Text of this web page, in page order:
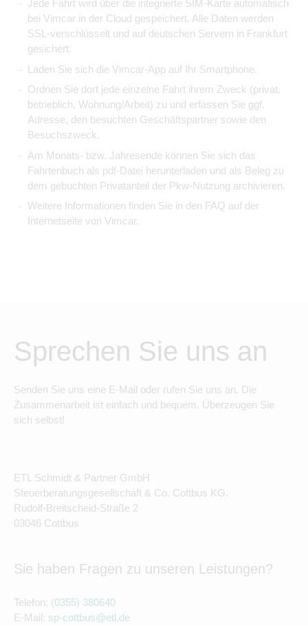
Jede Fahrt wird über die integrierte SIM-Karte automatisch
bei Vimcar in der Cloud gespeichert. Alle Daten werden
SSL-verschlüsselt und auf deutschen Servern in Frankfurt
gesichert.
Laden Sie sich die Vimcar-App auf Ihr Smartphone.
Ordnen Sie dort jede einzelne Fahrt ihrem Zweck (privat,
betrieblich, Wohnung/Arbeit) zu und erfassen Sie ggf.
Adresse, den besuchten Geschäftspartner sowie den
Besuchszweck.
Am Monats- bzw. Jahresende können Sie sich das
Fahrtenbuch als pdf-Datei herunterladen und als Beleg zu
dem gebuchten Privatanteil der Pkw-Nutzung archivieren.
Weitere Informationen finden Sie in den FAQ auf der
Internetseite von Vimcar.
Sprechen Sie uns an
Senden Sie uns eine E-Mail oder rufen Sie uns an. Die
Zusammenarbeit ist einfach und bequem. Überzeugen Sie
sich selbst!
ETL Schmidt & Partner GmbH
Steuerberatungsgesellschaft & Co. Cottbus KG.
Rudolf-Breitscheid-Straße 2
03046 Cottbus
Sie haben Fragen zu unseren Leistungen?
Telefon: (0355) 380640
E-Mail: sp-cottbus@etl.de